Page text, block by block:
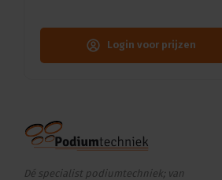
Login voor prijzen
Dé specialist podiumtechniek; van